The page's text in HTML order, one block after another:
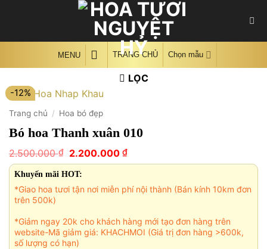
MENU TRANG CHỦ Chọn mẫu
LỌC
-12%
Trang chủ / Hoa bó đẹp
Bó hoa Thanh xuân 010
2.500.000₫ Giá
gốc
là:
2.500.000 ₫.
2.200.000 ₫Giá
hiện
2.200.000 ₫.
Khuyến mãi HOT:
*Giao hoa tươi tận nơi miễn phí nội thành (Bán kính 10km đơn
trên 500k)
*Giảm ngay 20k cho khách hàng mới tạo đơn hàng trên
website-Mã giảm giá: KHACHMOI (Giá trị đơn hàng >600k,
số lượng có hạn)